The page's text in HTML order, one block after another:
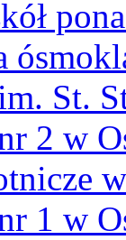
St.
nr 2 w
nr 1 w